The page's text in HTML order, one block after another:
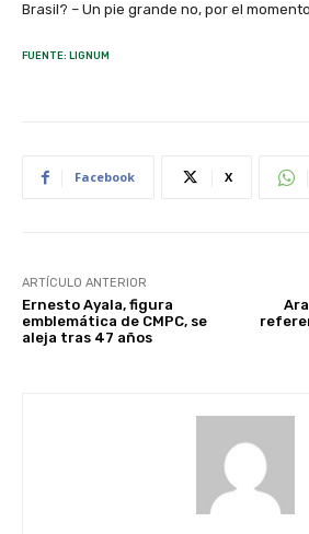
Brasil? – Un pie grande no, por el
FUENTE: LIGNUM
Facebook X
ARTÍCULO ANTERIOR
Ernesto Ayala, figura
emblemática de CMPC, se
aleja tras 47 años